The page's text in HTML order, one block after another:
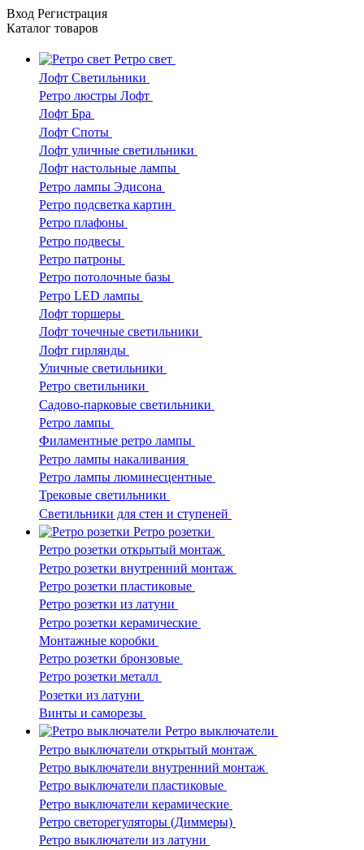
Вход Регистрация
Каталог товаров
Ретро свет
Лофт Светильники
Ретро люстры Лофт
Лофт Бра
Лофт Споты
Лофт уличные светильники
Лофт настольные лампы
Ретро лампы Эдисона
Ретро подсветка картин
Ретро плафоны
Ретро подвесы
Ретро патроны
Ретро потолочные базы
Ретро LED лампы
Лофт торшеры
Лофт точечные светильники
Лофт гирлянды
Уличные светильники
Ретро светильники
Садово-парковые светильники
Ретро лампы
Филаментные ретро лампы
Ретро лампы накаливания
Ретро лампы люминесцентные
Трековые светильники
Светильники для стен и ступеней
Ретро розетки
Ретро розетки открытый монтаж
Ретро розетки внутренний монтаж
Ретро розетки пластиковые
Ретро розетки из латуни
Ретро розетки керамические
Монтажные коробки
Ретро розетки бронзовые
Ретро розетки металл
Розетки из латуни
Винты и саморезы
Ретро выключатели
Ретро выключатели открытый монтаж
Ретро выключатели внутренний монтаж
Ретро выключатели пластиковые
Ретро выключатели керамические
Ретро светорегуляторы (Диммеры)
Ретро выключатели из латуни